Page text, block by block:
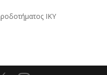
ΙΚΥ